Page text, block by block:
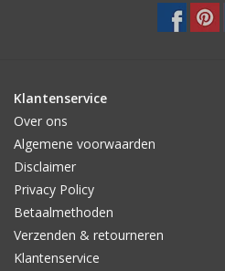
Kleur:zwart
Klantenservice
Over ons
Algemene voorwaarden
Disclaimer
Privacy Policy
Betaalmethoden
Verzenden & retourneren
Klantenservice